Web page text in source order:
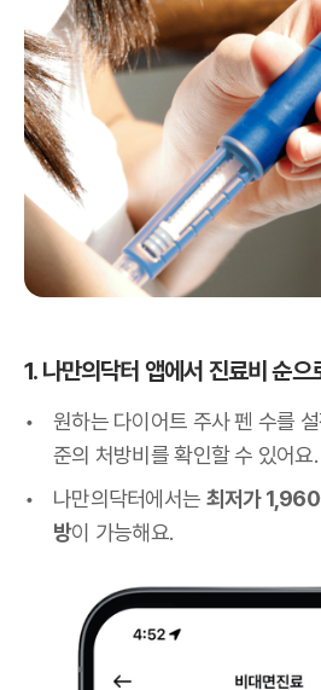
1. 나만의닥터 앱에서 진료비 순으
원하는 다이어트 주사 펜 수를
준의 처방비를 확인할 수 있어요.
나만의닥터에서는 최저가 1,960
방이 가능해요.